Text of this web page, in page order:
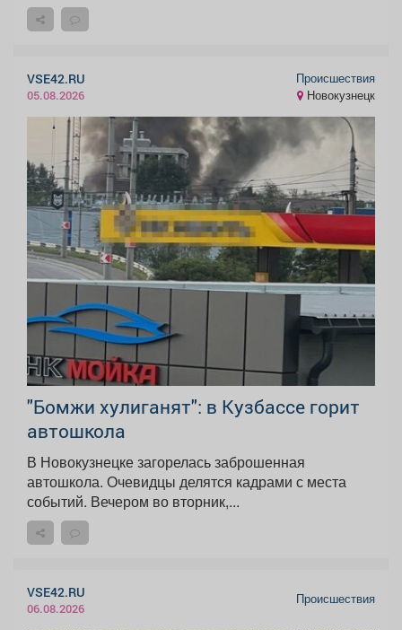
VSE42.RU
05.08.2026
Происшествия
Новокузнецк
"Бомжи хулиганят": в Кузбассе горит
автошкола
В Новокузнецке загорелась заброшенная
автошкола. Очевидцы делятся кадрами с места
событий. Вечером во вторник,...
VSE42.RU
06.08.2026
Происшествия